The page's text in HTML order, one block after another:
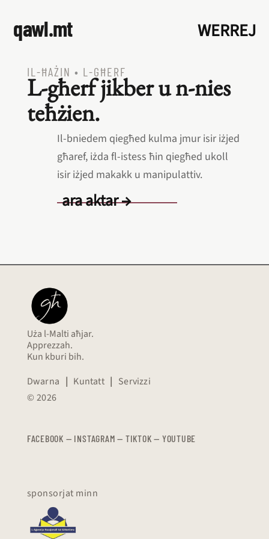
qawl.mt WERREJ
IL‑ĦAŻIN • L‑GĦERF
L‑għerf jikber u n‑nies
teħżien.
Il‑bniedem qiegħed kulma jmur isir iżjed
għaref, iżda fl‑istess ħin qiegħed ukoll
isir iżjed makakk u manipulattiv.
ara aktar →
Uża l-Malti aħjar.
Apprezzah.
Kun kburi bih.
Dwarna | Kuntatt | Servizzi
© 2026
FACEBOOK — INSTAGRAM — TIKTOK — YOUTUBE
sponsorjat minn